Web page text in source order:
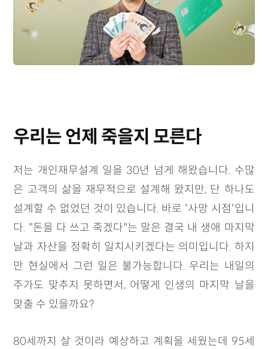
우리는 언제 죽을지 모른다
저는 개인재무설계 일을 30년 넘게 해왔습니다. 수많
은 고객의 삶을 재무적으로 설계해 왔지만, 단 하나도
설계할 수 없었던 것이 있습니다. 바로 '사망 시점'입니
다. "돈을 다 쓰고 죽겠다"는 말은 결국 내 생애 마지막
날과 자산을 정확히 일치시키겠다는 의미입니다. 하지
만 현실에서 그런 일은 불가능합니다. 우리는 내일의
주가도 맞추지 못하면서, 어떻게 인생의 마지막 날을
맞출 수 있을까요?
80세까지 살 것이라 예상하고 계획을 세웠는데 95세